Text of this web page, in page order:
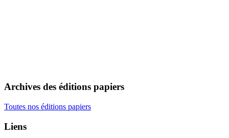
Archives des éditions papiers
Toutes nos éditions papiers
Liens